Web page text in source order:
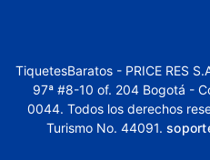
TiquetesBaratos - PRICE RES
97ª #8-10 of. 204 Bogotá -
0044. Todos los derechos
Turismo No. 44091.